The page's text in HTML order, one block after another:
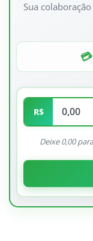
Sua
R$
Deixe 0,00